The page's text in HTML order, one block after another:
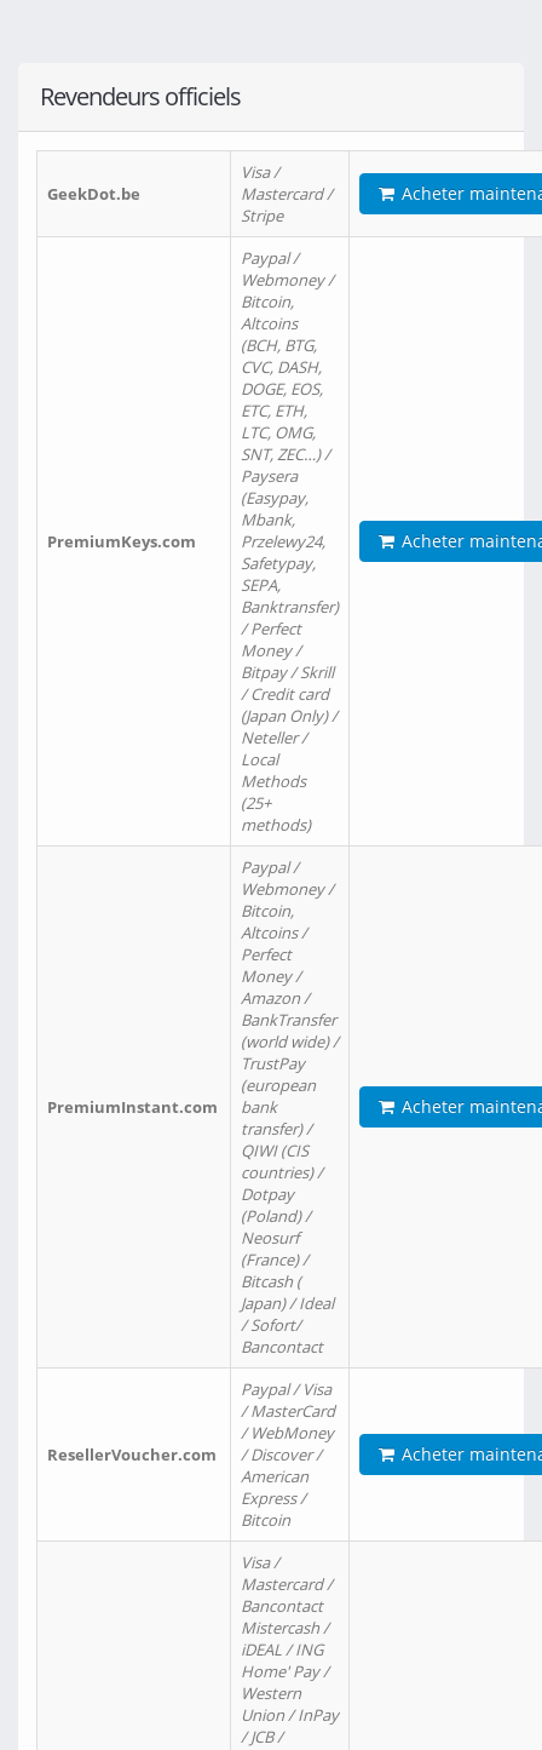
Revendeurs officiels
GeekDot.be
Visa /
Mastercard /
Stripe
Acheter
PremiumKeys.com
Paypal /
Webmoney /
Bitcoin,
Altcoins
(BCH, BTG,
CVC, DASH,
DOGE, EOS,
ETC, ETH,
LTC, OMG,
SNT, ZEC…) /
Paysera
(Easypay,
Mbank,
Przelewy24,
Safetypay,
SEPA,
Banktransfer)
/ Perfect
Money /
Bitpay / Skrill
/ Credit card
(Japan Only) /
Neteller /
Local
Methods
(25+
methods)
Acheter
PremiumInstant.com
Paypal /
Webmoney /
Bitcoin,
Altcoins /
Perfect
Money /
Amazon /
BankTransfer
(world wide) /
TrustPay
(european
bank
transfer) /
QIWI (CIS
countries) /
Dotpay
(Poland) /
Neosurf
(France) /
Bitcash (
Japan) / Ideal
/ Sofort/
Bancontact
Acheter
ResellerVoucher.com
Paypal / Visa
/ MasterCard
/ WebMoney
/ Discover /
American
Express /
Bitcoin
Acheter
Visa /
Mastercard /
Bancontact
Mistercash /
iDEAL / ING
Home' Pay /
Western
Union / InPay
/ JCB /